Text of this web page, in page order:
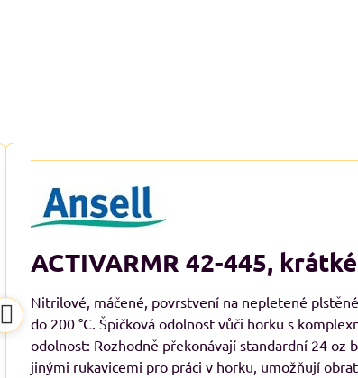
ACTIVARMR 42-445,
Nitrilové, máčené, povrstvení na nepletené
do 200 °C.Špičková odolnost vůči horku s
odolnost: Rozhodně překonávají standardní 24 oz
jinými rukavicemi pro práci v horku, umožňují
8%
AKCE